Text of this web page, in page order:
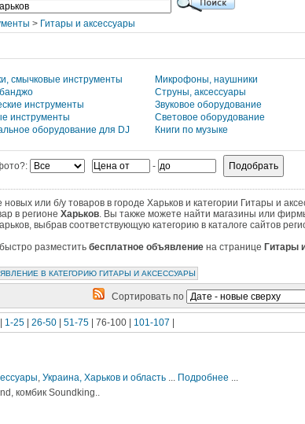
> Гитары и аксессуары
смычковые инструменты
инструменты
инструменты
оборудование для DJ
Микрофоны, наушники
Струны, аксессуары
Звуковое оборудование
Световое оборудование
Книги по музыке
-
или б/у товаров в городе Харьков и категории Гитары и
в регионе Харьков. Вы также можете найти магазины или
выбрав соответствующую категорию в каталоге сайтов
разместить бесплатное объявление на странице Гитары
В КАТЕГОРИЮ ГИТАРЫ И АКСЕССУАРЫ
Сортировать по
1-25 26-50 51-75 | 76-100 | 101-107
, Украина, Харьков и область ... Подробнее ...
комбик Soundking..